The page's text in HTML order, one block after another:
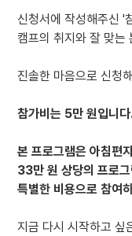
신청서에 작성해주신 '
캠프의 취지와 잘 맞는
진솔한 마음으로 신청
참가비는 5만 원입니
본 프로그램은 아침편
33만 원 상당의 프로
특별한 비용으로 참여
지금 다시 시작하고 싶